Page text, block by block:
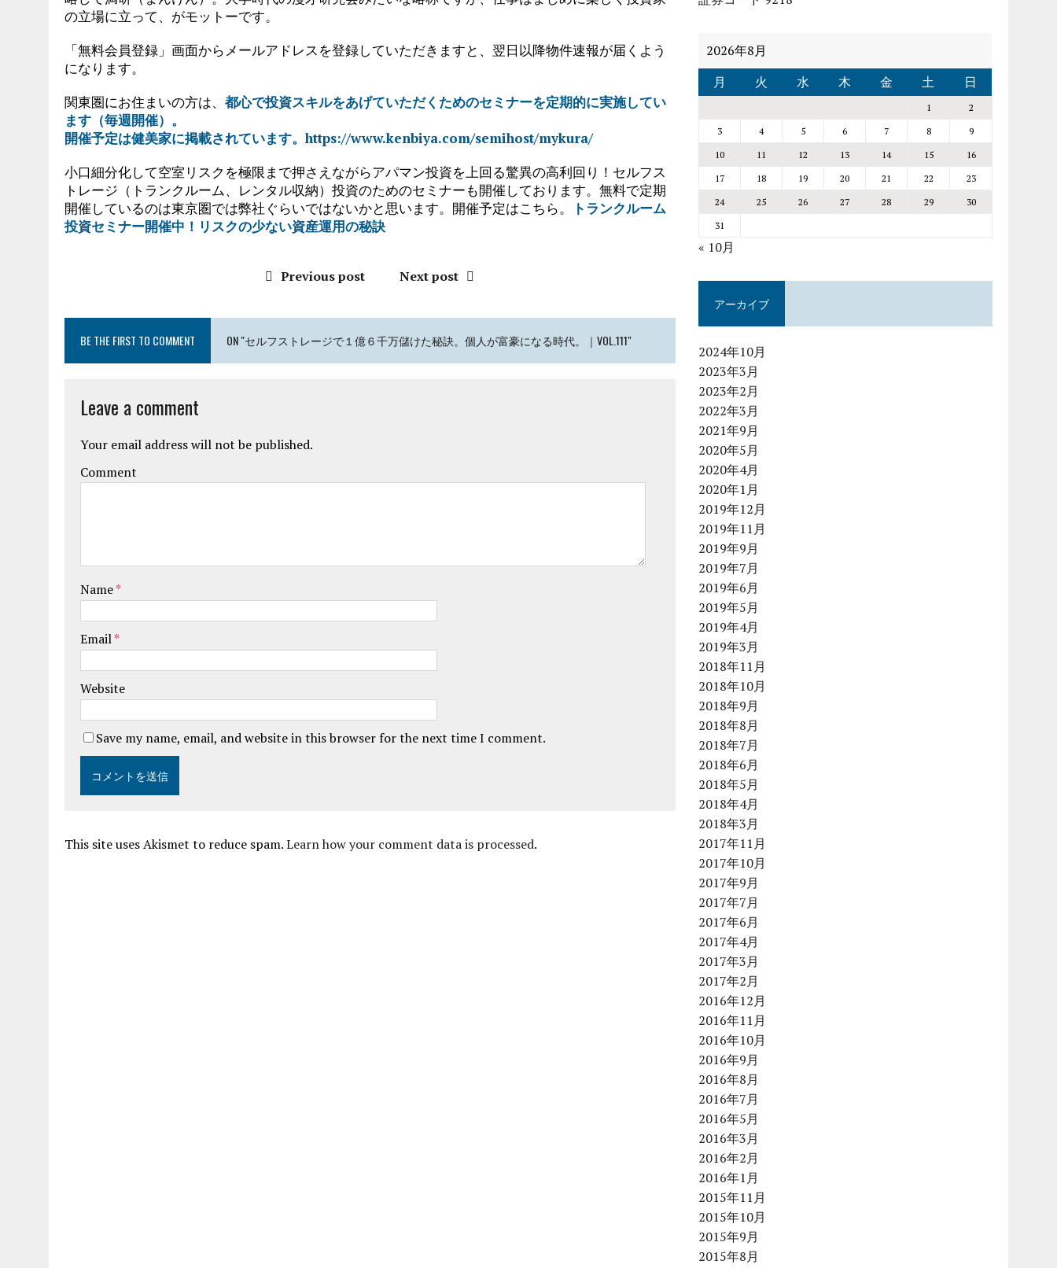
の立場に立って、がモットーです。
「無料会員登録」画面からメールアドレスを登録していただきますと、翌日以降物件速報が届くよう
になります。
関東圏にお住まいの方は、 都心で投資スキルをあげていただくためのセミナーを定期的に実施してい
ます（毎週開催）。
開催予定は健美家に掲載されています。https://www.kenbiya.com/semihost/mykura/
小口細分化して空室リスクを極限まで押さえながらアパマン投資を上回る驚異の高利回り！セルフス
トレージ（トランクルーム、レンタル収納）投資のためのセミナーも開催しております。無料で定期
開催しているのは東京圏では弊社ぐらいではないかと思います。開催予定はこちら。
トランクルーム
投資セミナー開催中！リスクの少ない資産運用の秘訣
Previous post Next post
BE THE FIRST TO COMMENT ON "セルフストレージで１億６千万儲けた秘訣。個人が富豪になる時代。｜VOL.111"
Leave a comment
Your email address will not be published.
Comment
Name*
Email*
Website
Save my name, email, and website in this browser for the next time I comment.
This site uses Akismet to reduce spam.Learn how your comment data is processed.
2026年8月
月
火 水 木 金 土 日
1
2
3
4 5 6 7 8
9
10
11 12 13 14 15
16
17
18 19 20 21 22
23
24
25 26 27 28 29
30
31
« 10月
アーカイブ
2024年10月
2023年3月
2023年2月
2022年3月
2021年9月
2020年5月
2020年4月
2020年1月
2019年12月
2019年11月
2019年9月
2019年7月
2019年6月
2019年5月
2019年4月
2019年3月
2018年11月
2018年10月
2018年9月
2018年8月
2018年7月
2018年6月
2018年5月
2018年4月
2018年3月
2017年11月
2017年10月
2017年9月
2017年7月
2017年6月
2017年4月
2017年3月
2017年2月
2016年12月
2016年11月
2016年10月
2016年9月
2016年8月
2016年7月
2016年5月
2016年3月
2016年2月
2016年1月
2015年11月
2015年10月
2015年9月
2015年8月